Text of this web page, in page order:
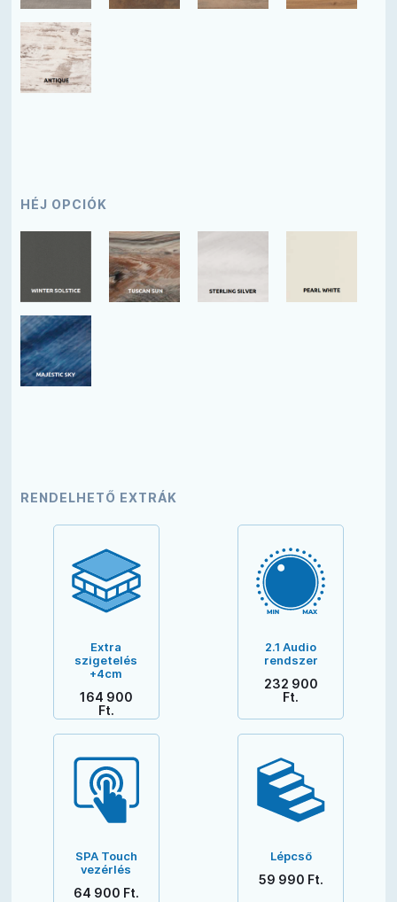
HÉJ OPCIÓK
RENDELHETŐ EXTRÁK
Extra
szigetelés
+4cm
164 900
Ft.
2.1 Audio
rendszer
232 900
Ft.
SPA Touch
vezérlés
64 900 Ft.
Lépcső
59 990 Ft.